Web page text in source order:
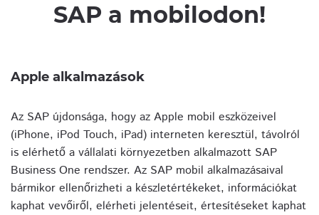
SAP a mobilodon!
Apple alkalmazások
Az SAP újdonsága, hogy az Apple mobil eszközeivel
(iPhone, iPod Touch, iPad) interneten keresztül, távolról
is elérhető a vállalati környezetben alkalmazott SAP
Business One rendszer. Az SAP mobil alkalmazásaival
bármikor ellenőrizheti a készletértékeket, információkat
kaphat vevőiről, elérheti jelentéseit, értesítéseket kaphat